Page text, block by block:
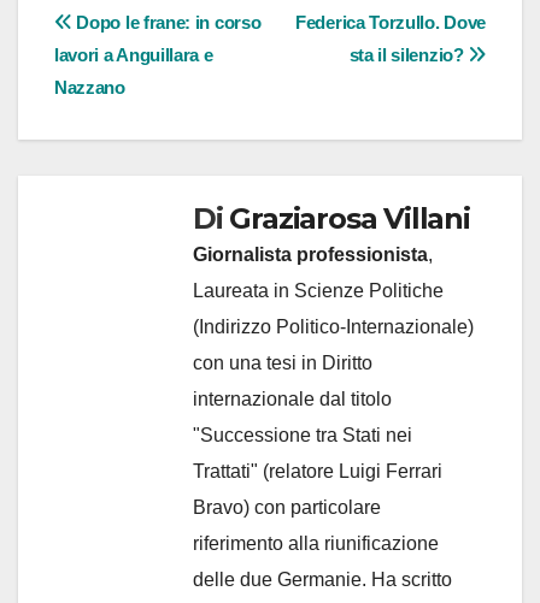
Navigazione
articoli
Federica Torzullo. Dove
sta il silenzio?
Dopo le frane: in corso
lavori a Anguillara e
Nazzano
Di Graziarosa Villani
Giornalista professionista,
Laureata in Scienze Politiche
(Indirizzo Politico-Internazionale)
con una tesi in Diritto
internazionale dal titolo
"Successione tra Stati nei
Trattati" (relatore Luigi Ferrari
Bravo) con particolare
riferimento alla riunificazione
delle due Germanie. Ha scritto